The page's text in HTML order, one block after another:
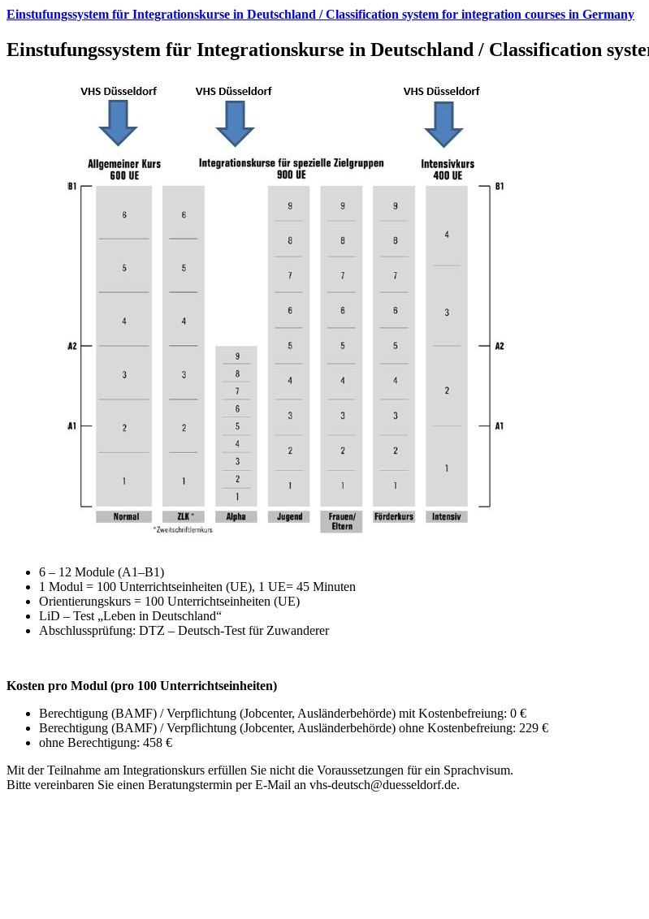
Einstufungssystem für Integrationskurse in Deutschland / Classification system for integration courses in Germany
Einstufungssystem für Integrationskurse in Deutschland / Classification
6 – 12 Module (A1–B1)
1 Modul = 100 Unterrichtseinheiten (UE), 1 UE= 45 Minuten
Orientierungskurs = 100 Unterrichtseinheiten (UE)
LiD – Test „Leben in Deutschland“
Abschlussprüfung: DTZ – Deutsch-Test für Zuwanderer
Kosten pro Modul (pro 100 Unterrichtseinheiten)
Berechtigung (BAMF) / Verpflichtung (Jobcenter, Ausländerbehörde) mit Kostenbefreiung: 0 €
Berechtigung (BAMF) / Verpflichtung (Jobcenter, Ausländerbehörde) ohne Kostenbefreiung: 229 €
ohne Berechtigung: 458 €
Mit der Teilnahme am Integrationskurs erfüllen Sie nicht die Voraussetzungen für ein Sprachvisum.
Bitte vereinbaren Sie einen Beratungstermin per E-Mail an vhs-deutsch@duesseldorf.de.